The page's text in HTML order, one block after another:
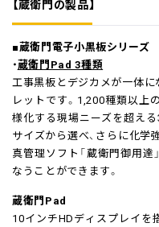
【蔵衛門の製品】
■蔵衛門電子小黒板シリーズ
・蔵衛門Pad 3種類
工事黒板とデジカメが一体に
レットです。1,200種類以上
様化する現場ニーズを超え
サイズから選べ、さらに化学
真管理ソフト「蔵衛門御用達
なうことができます。
蔵衛門Pad
10インチHDディスプレイを